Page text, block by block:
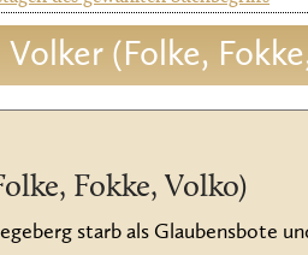
Volker (Folke,
Fokke, Volko)
starb als Glaubensbote